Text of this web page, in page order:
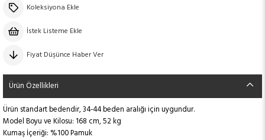
Koleksiyona Ekle
İstek Listeme Ekle
Fiyat Düşünce Haber Ver
Ürün Özellikleri
Ürün standart bedendir, 34-44 beden aralığı için uygundur.
Model Boyu ve Kilosu: 168 cm, 52 kg
Kumaş İçeriği: %100 Pamuk